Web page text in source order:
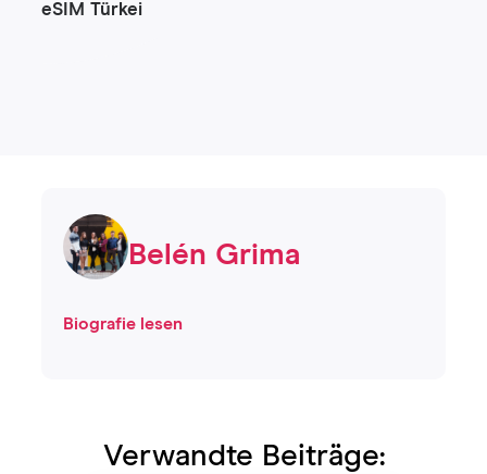
eSIM Türkei
Belén Grima
Biografie lesen
Verwandte Beiträge: